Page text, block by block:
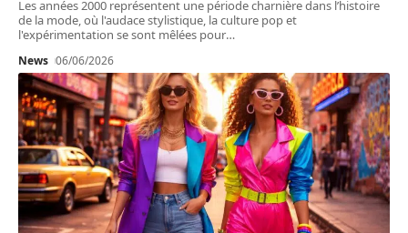
Les années 2000 représentent une période charnière dans l’histoire
de la mode, où l'audace stylistique, la culture pop et
l'expérimentation se sont mêlées pour…
News 06/06/2026